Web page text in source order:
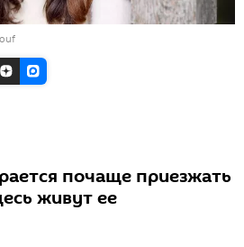
почаще приезжать
живут ее